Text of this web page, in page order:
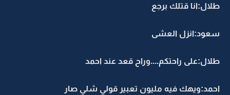
طلال:انا قتلك برجع
سعود:انزل العشى
طلال:على راحتكم....وراح قعد عند احمد
احمد:ويهك فيه مليون تعبير قولي شلي صار